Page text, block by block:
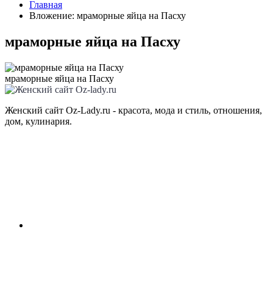
Главная
Вложение: мраморные яйца на Пасху
мраморные яйца на Пасху
мраморные яйца на Пасху
Женский сайт Oz-Lady.ru - красота, мода и стиль, отношения,
дом, кулинария.